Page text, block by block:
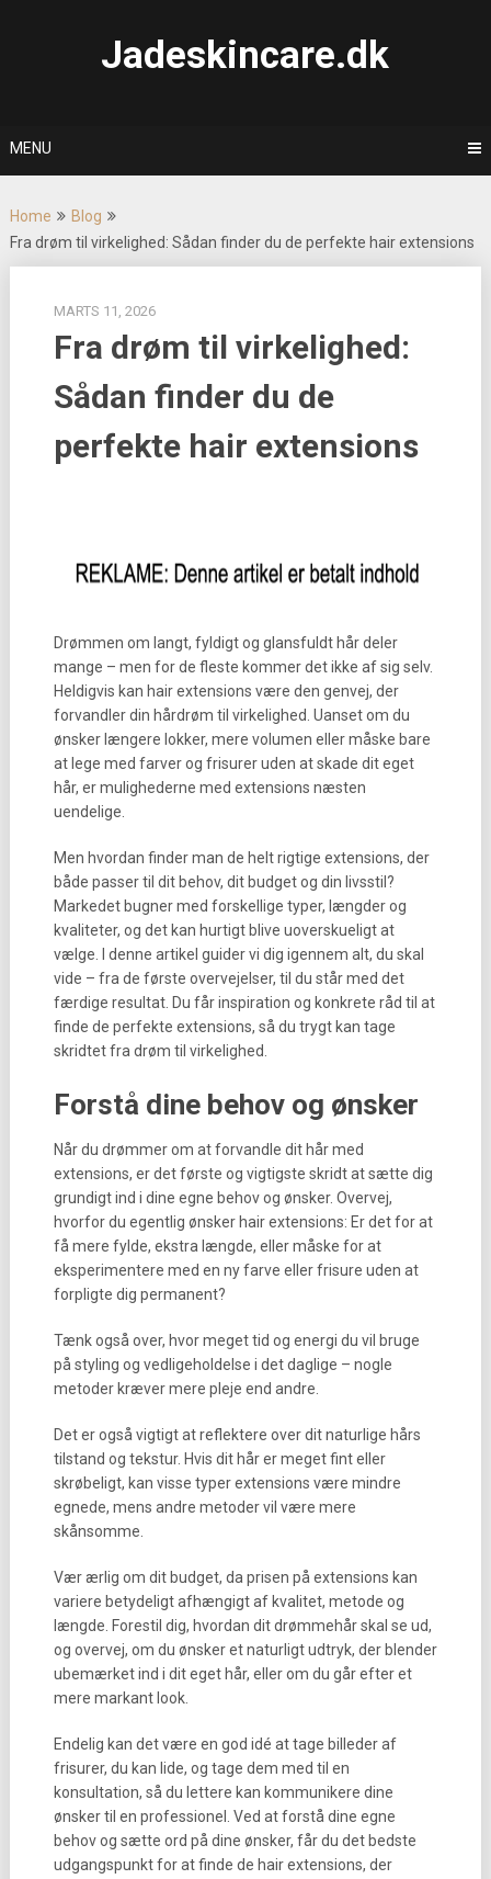
Jadeskincare.dk
MENU
Home
Blog
Fra drøm til virkelighed: Sådan finder du de perfekte hair extensions
MARTS 11, 2026
Fra drøm til virkelighed:
Sådan finder du de
perfekte hair extensions
Drømmen om langt, fyldigt og glansfuldt hår deler
mange – men for de fleste kommer det ikke af sig selv.
Heldigvis kan hair extensions være den genvej, der
forvandler din hårdrøm til virkelighed. Uanset om du
ønsker længere lokker, mere volumen eller måske bare
at lege med farver og frisurer uden at skade dit eget
hår, er mulighederne med extensions næsten
uendelige.
Men hvordan finder man de helt rigtige extensions, der
både passer til dit behov, dit budget og din livsstil?
Markedet bugner med forskellige typer, længder og
kvaliteter, og det kan hurtigt blive uoverskueligt at
vælge. I denne artikel guider vi dig igennem alt, du skal
vide – fra de første overvejelser, til du står med det
færdige resultat. Du får inspiration og konkrete råd til at
finde de perfekte extensions, så du trygt kan tage
skridtet fra drøm til virkelighed.
Forstå dine behov og ønsker
Når du drømmer om at forvandle dit hår med
extensions, er det første og vigtigste skridt at sætte dig
grundigt ind i dine egne behov og ønsker. Overvej,
hvorfor du egentlig ønsker hair extensions: Er det for at
få mere fylde, ekstra længde, eller måske for at
eksperimentere med en ny farve eller frisure uden at
forpligte dig permanent?
Tænk også over, hvor meget tid og energi du vil bruge
på styling og vedligeholdelse i det daglige – nogle
metoder kræver mere pleje end andre.
Det er også vigtigt at reflektere over dit naturlige hårs
tilstand og tekstur. Hvis dit hår er meget fint eller
skrøbeligt, kan visse typer extensions være mindre
egnede, mens andre metoder vil være mere
skånsomme.
Vær ærlig om dit budget, da prisen på extensions kan
variere betydeligt afhængigt af kvalitet, metode og
længde. Forestil dig, hvordan dit drømmehår skal se ud,
og overvej, om du ønsker et naturligt udtryk, der blender
ubemærket ind i dit eget hår, eller om du går efter et
mere markant look.
Endelig kan det være en god idé at tage billeder af
frisurer, du kan lide, og tage dem med til en
konsultation, så du lettere kan kommunikere dine
ønsker til en professionel. Ved at forstå dine egne
behov og sætte ord på dine ønsker, får du det bedste
udgangspunkt for at finde de hair extensions, der